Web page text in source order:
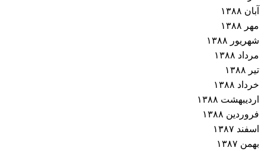
آبان ۱۳۸۸
مهر ۱۳۸۸
شهریور ۱۳۸۸
مرداد ۱۳۸۸
تیر ۱۳۸۸
خرداد ۱۳۸۸
اردیبهشت ۱۳۸۸
فروردین ۱۳۸۸
اسفند ۱۳۸۷
بهمن ۱۳۸۷